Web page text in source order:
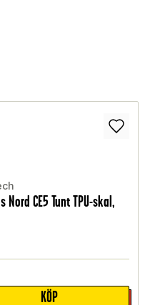
Nord CE5 Tunt TPU-skal,
KÖP